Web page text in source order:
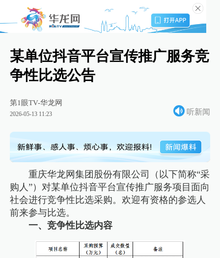
某单位抖音平台宣传推广服务竞
争性比选公告
第1眼TV-华龙网
2026-05-13 11:23 听新闻
重庆华龙网集团股份有限公司（以下简称“采
购人”）对某单位抖音平台宣传推广服务项目面向
社会进行竞争性比选采购。欢迎有资格的参选人
前来参与比选。
一、竞争性比选内容